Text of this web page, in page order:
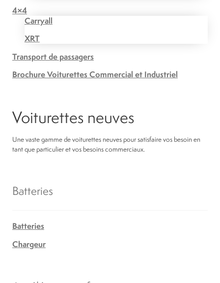
4×4
Carryall
XRT
Transport de passagers
Brochure Voiturettes Commercial et Industriel
Voiturettes neuves
Une vaste gamme de voiturettes neuves pour satisfaire vos besoin en
tant que particulier et vos besoins commerciaux.
Batteries
Batteries
Chargeur